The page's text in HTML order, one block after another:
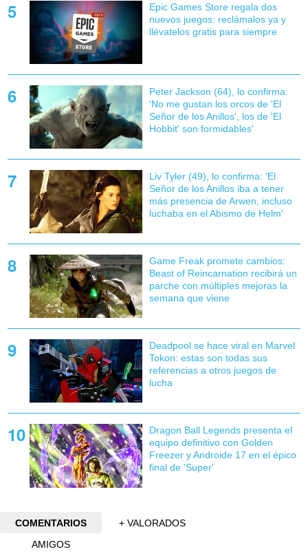
Epic Games Store regala dos
nuevos juegos: reclámalos ya y
llévatelos gratis para siempre
Peter Jackson (64), lo confirma:
'No me gustan los orcos de 'El
Señor de los Anillos', los de 'El
Hobbit' son formidables'
Liv Tyler (49), lo confirma: 'El
Señor de los Anillos iba a tener
más presencia de Arwen, incluso
luchaba en el Abismo de Helm'
Game Freak promete cambios:
Beast of Reincarnation recibirá un
parche con múltiples mejoras la
semana que viene
Deadpool se hace viral en Marvel
Tokon: estas son todas sus
referencias a otros juegos de
lucha
Dragon Ball Legends presenta el
equipo definitivo con Golden
Freezer y Androide 17 en el épico
final de 'Super'
COMENTARIOS
+ VALORADOS
AMIGOS